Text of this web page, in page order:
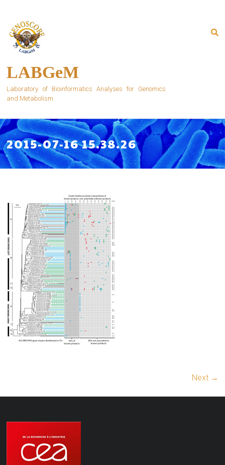
content
LABGeM
Laboratory of Bioinformatics Analyses for Genomics
and Metabolism
2015-07-16 15.38.26
Next →